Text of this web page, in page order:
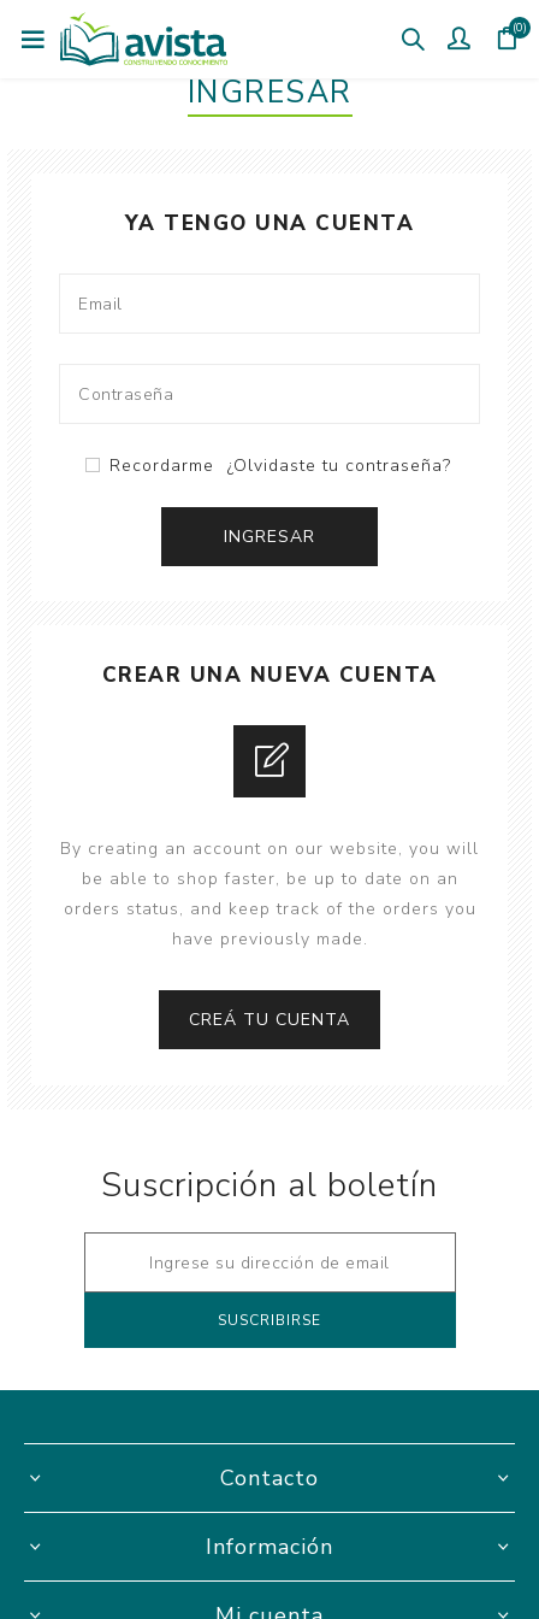
(0)
INGRESAR
YA TENGO UNA CUENTA
Recordarme ¿Olvidaste tu contraseña?
CREAR UNA NUEVA CUENTA
By creating an account on our website, you will
be able to shop faster, be up to date on an
orders status, and keep track of the orders you
have previously made.
Suscripción al boletín
Contacto
Información